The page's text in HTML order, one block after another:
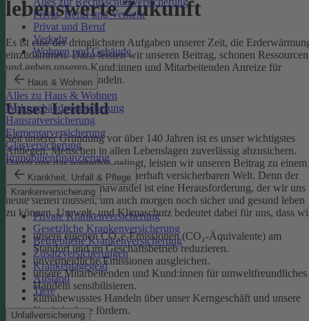
Privat, Beruf und Verkehr
Privat und Beruf
Verkehr
Wohnen und Gebäude
Haus & Wohnen
Alles zu Haus & Wohnen
Wohngebäudeversicherung
Hausratversicherung
Elementarversicherung
Glasversicherung
Immobilienfinanzierung
Krankheit, Unfall & Pflege
Krankenversicherung
Private Krankenversicherung
Gesetzliche Krankenversicherung
Betriebliche Krankenversicherung
Zusatzversicherungen
Krankentagegeld
Ausland
Tiere
Unfallversicherung
lebenswerte Zukunft
Es ist eine der dringlichsten Aufgaben unserer Zeit, die
einzudämmen. Dazu leisten wir unseren Beitrag, schonen Ressourcen
und geben unseren Kund:innen und Mitarbeitenden Anreize für
umweltbewusstes Handeln.
Unser Leitbild
Seit unserer Gründung vor über 140 Jahren ist es unser wichtigstes
Anliegen, Menschen in allen Lebenslagen zuverlässig abzusichern.
Damit uns das weiterhin gelingt, leisten wir unseren Beitrag zu einem
gesunden Klima und einer dauerhaft versicherbaren Welt. Denn der
menschgemachte Klimawandel ist eine Herausforderung, der wir uns
heute stellen müssen, um auch morgen noch sicher und gesund leben
zu können.Umwelt- und Klimaschutz bedeutet dabei für uns, dass
unsere eigenen CO₂e-Emissionen (CO₂-Äquivalente) am
Standort und im Geschäftsbetrieb reduzieren.
unvermeidliche Emissionen ausgleichen.
unsere Mitarbeitenden und Kund:innen für umweltfreundliches
Handeln sensibilisieren.
klimabewusstes Handeln über unser Kerngeschäft und unsere
Kapitalanlage fördern.